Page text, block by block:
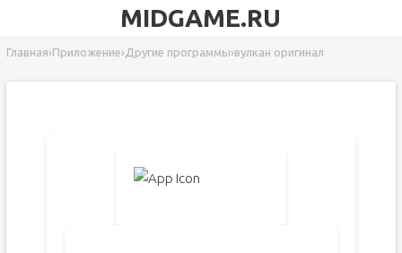
MIDGAME.RU
Главная›Приложение› Другие программы›вулкан оригинал